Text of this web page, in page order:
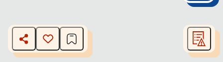
modal
window.
The media could not be loaded, either because the server
or network failed or because the format is not supported.